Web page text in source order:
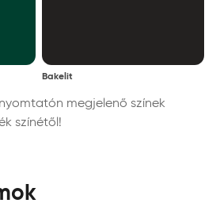
Bakelit
megjelenő színek
színétől!